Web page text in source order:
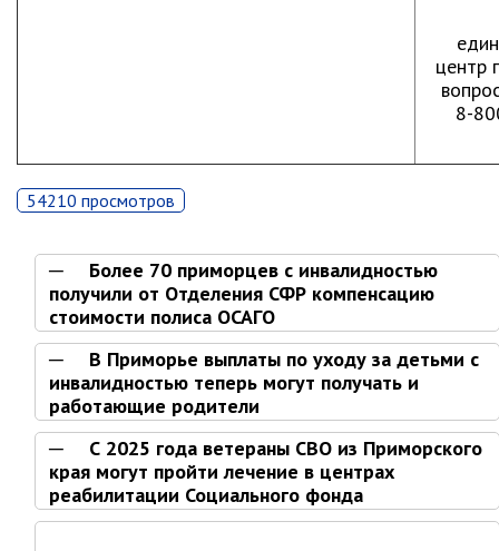
Об управлении экономики и
собственности
Труд
Специалисты по вопросам
потребительского рынка
Отдел имущественных
отношений
Об отделе имущественных
отношений
Аукционные торги
Отдел территриального
центр
8-
54210 просмотров
Более 70 приморцев с инвалидностью
получили от Отделения СФР компенсацию
стоимости полиса ОСАГО
В Приморье выплаты по уходу за детьми с
инвалидностью теперь могут получать и
работающие родители
С 2025 года ветераны СВО из Приморского
края могут пройти лечение в центрах
реабилитации Социального фонда